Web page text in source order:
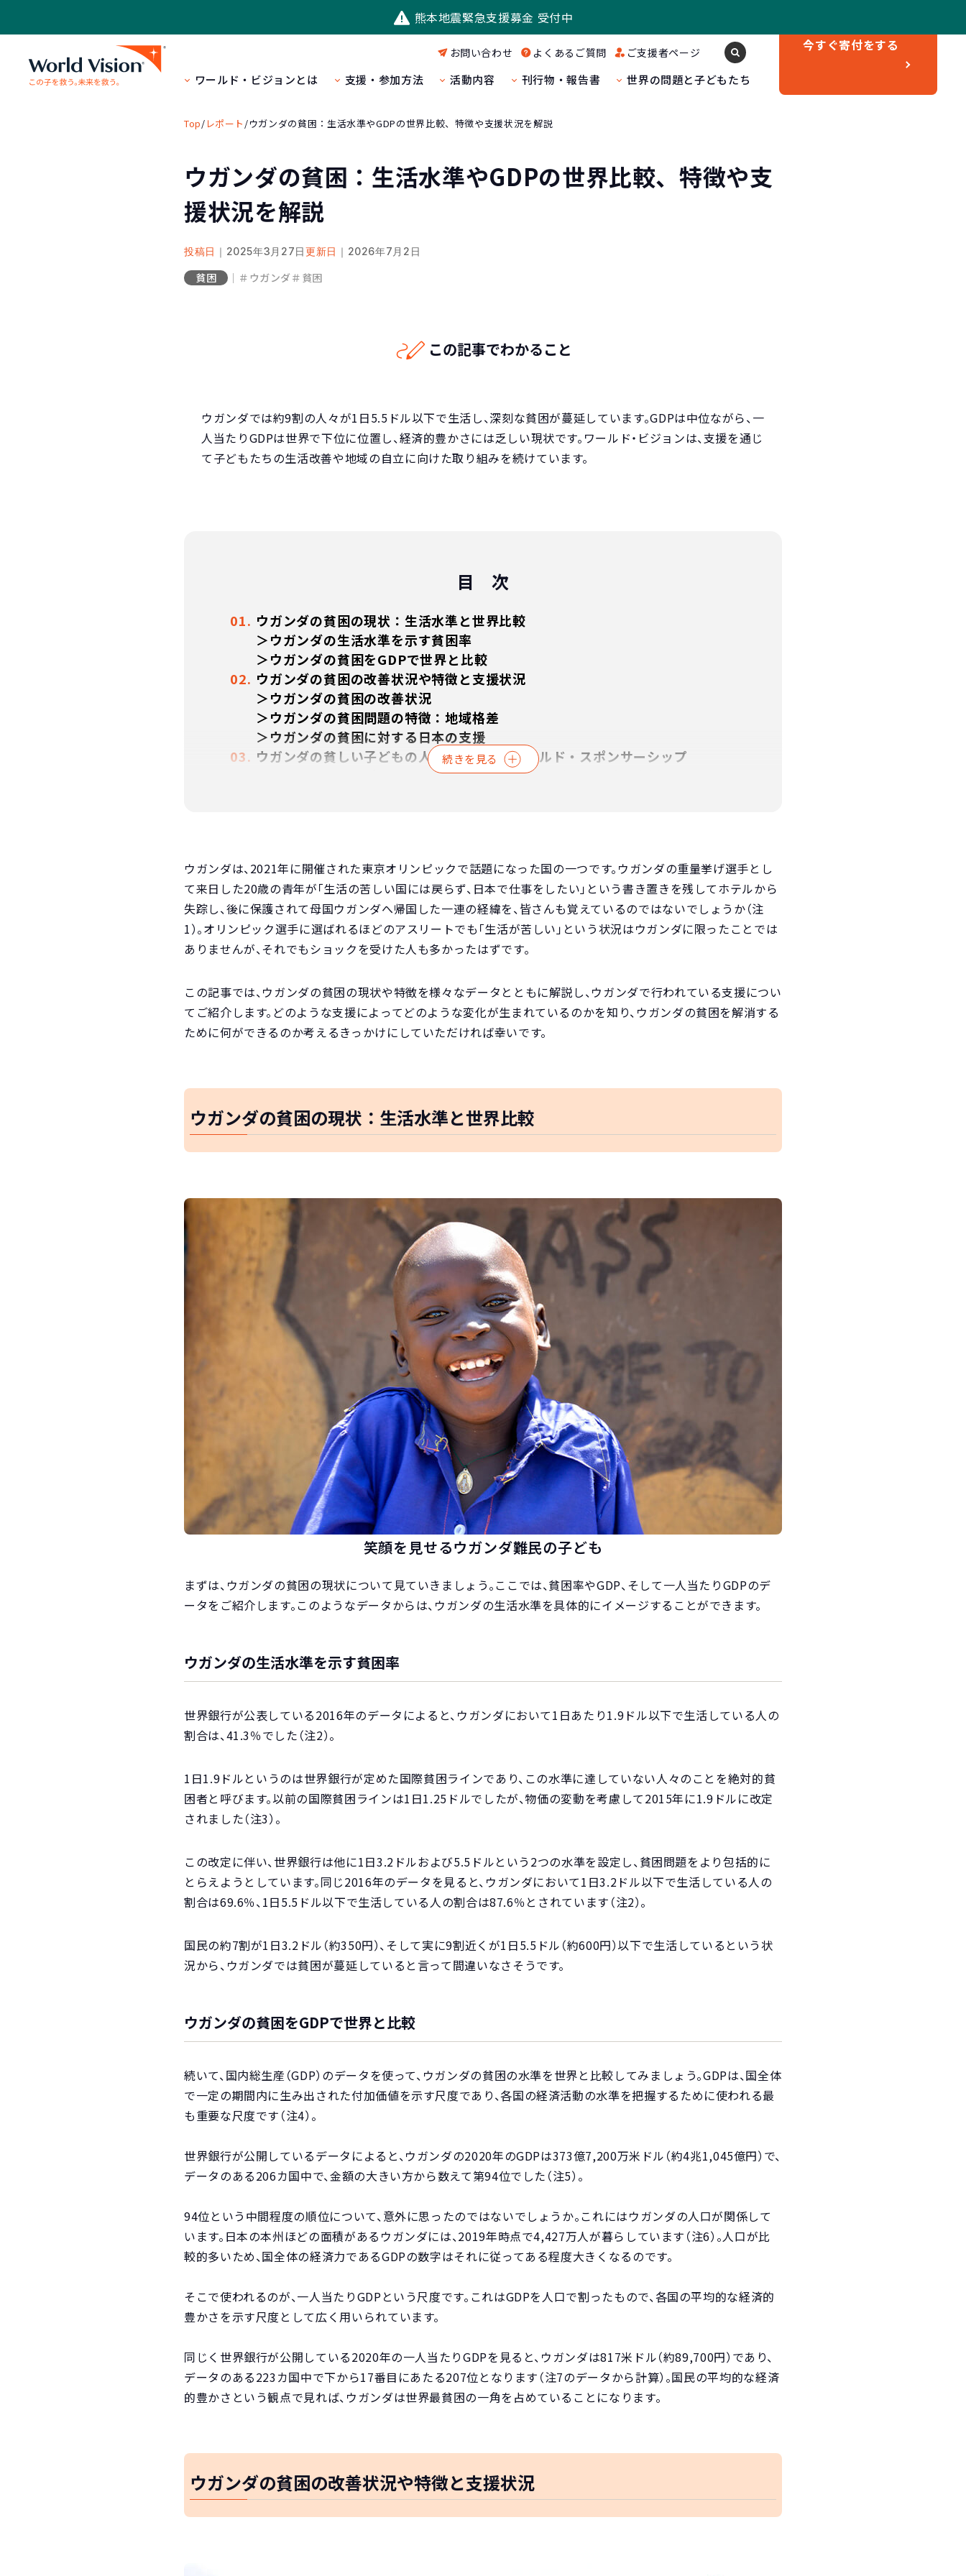
熊本地震緊急支援募金 受付中
お問い合わせ よくあるご質問 ご支援者ページ
ワールド・ビジョンとは 支援・参加方法 活動内容 刊行物・報告書 世界の問題と子どもたち
今すぐ寄付をする
Top/ レポート /ウガンダの貧困：生活水準やGDPの世界比較、特徴や支援状況を解説
ウガンダの貧困：生活水準やGDPの世界比較、特徴や支
援状況を解説
投稿日 ｜2025年3月27日更新日 ｜2026年7月2日
貧困 ｜ ＃ウガンダ＃貧困
この記事でわかること
ウガンダでは約9割の人々が1日5.5ドル以下で生活し、深刻な貧困が蔓延しています。GDPは中位ながら、一
人当たりGDPは世界で下位に位置し、経済的豊かさには乏しい現状です。ワールド・ビジョンは、支援を通じ
て子どもたちの生活改善や地域の自立に向けた取り組みを続けています。
目 次
ウガンダの貧困の現状：生活水準と世界比較
＞ウガンダの生活水準を示す貧困率
＞ウガンダの貧困をGDPで世界と比較
ウガンダの貧困の改善状況や特徴と支援状況
＞ウガンダの貧困の改善状況
＞ウガンダの貧困問題の特徴：地域格差
＞ウガンダの貧困に対する日本の支援
ウガンダの貧しい子どもの人生を変えるチャイルド・スポンサーシップ
＞チャイルド・スポンサーシップを通したウガンダ貧困地域の支援
＞参考資料
続きを見る
ウガンダは、2021年に開催された東京オリンピックで話題になった国の一つです。ウガンダの重量挙げ選手とし
て来日した20歳の青年が「生活の苦しい国には戻らず、日本で仕事をしたい」という書き置きを残してホテルから
失踪し、後に保護されて母国ウガンダへ帰国した一連の経緯を、皆さんも覚えているのではないでしょうか（注
1）。オリンピック選手に選ばれるほどのアスリートでも「生活が苦しい」という状況はウガンダに限ったことでは
ありませんが、それでもショックを受けた人も多かったはずです。
この記事では、ウガンダの貧困の現状や特徴を様々なデータとともに解説し、ウガンダで行われている支援につい
てご紹介します。どのような支援によってどのような変化が生まれているのかを知り、ウガンダの貧困を解消する
ために何ができるのか考えるきっかけにしていただければ幸いです。
ウガンダの貧困の現状：生活水準と世界比較
笑顔を見せるウガンダ難民の子ども
まずは、ウガンダの貧困の現状について見ていきましょう。ここでは、貧困率やGDP、そして一人当たりGDPのデ
ータをご紹介します。このようなデータからは、ウガンダの生活水準を具体的にイメージすることができます。
ウガンダの生活水準を示す貧困率
世界銀行が公表している2016年のデータによると、ウガンダにおいて1日あたり1.9ドル以下で生活している人の
割合は、41.3％でした（注2）。
1日1.9ドルというのは世界銀行が定めた国際貧困ラインであり、この水準に達していない人々のことを絶対的貧
困者と呼びます。以前の国際貧困ラインは1日1.25ドルでしたが、物価の変動を考慮して2015年に1.9ドルに改定
されました（注3）。
この改定に伴い、世界銀行は他に1日3.2ドルおよび5.5ドルという2つの水準を設定し、貧困問題をより包括的に
とらえようとしています。同じ2016年のデータを見ると、ウガンダにおいて1日3.2ドル以下で生活している人の
割合は69.6％、1日5.5ドル以下で生活している人の割合は87.6％とされています（注2）。
国民の約7割が1日3.2ドル（約350円）、そして実に9割近くが1日5.5ドル（約600円）以下で生活しているという状
況から、ウガンダでは貧困が蔓延していると言って間違いなさそうです。
ウガンダの貧困をGDPで世界と比較
続いて、国内総生産（GDP）のデータを使って、ウガンダの貧困の水準を世界と比較してみましょう。GDPは、国全体
で一定の期間内に生み出された付加価値を示す尺度であり、各国の経済活動の水準を把握するために使われる最
も重要な尺度です（注4）。
世界銀行が公開しているデータによると、ウガンダの2020年のGDPは373億7,200万米ドル（約4兆1,045億円）で、
データのある206カ国中で、金額の大きい方から数えて第94位でした（注5）。
94位という中間程度の順位について、意外に思ったのではないでしょうか。これにはウガンダの人口が関係して
います。日本の本州ほどの面積があるウガンダには、2019年時点で4,427万人が暮らしています（注6）。人口が比
較的多いため、国全体の経済力であるGDPの数字はそれに従ってある程度大きくなるのです。
そこで使われるのが、一人当たりGDPという尺度です。これはGDPを人口で割ったもので、各国の平均的な経済的
豊かさを示す尺度として広く用いられています。
同じく世界銀行が公開している2020年の一人当たりGDPを見ると、ウガンダは817米ドル（約89,700円）であり、
データのある223カ国中で下から17番目にあたる207位となります（注7のデータから計算）。国民の平均的な経済
的豊かさという観点で見れば、ウガンダは世界最貧困の一角を占めていることになります。
ウガンダの貧困の改善状況や特徴と支援状況